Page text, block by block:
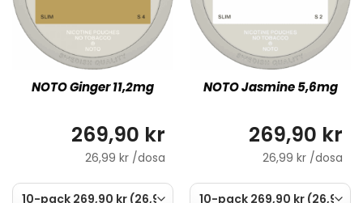
NOTO Ginger 11,2mg
269,90 kr
26,99 kr /dosa
NOTO Jasmine 5,6mg
269,90 kr
26,99 kr /dosa